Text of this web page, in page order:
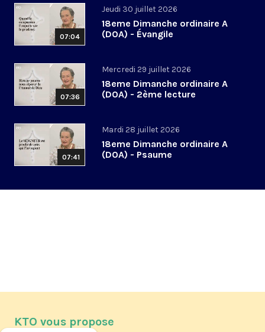
07:04
Jeudi 30 juillet 2026
18eme Dimanche ordinaire A
(DOA) - Évangile
07:36
Mercredi 29 juillet 2026
18eme Dimanche ordinaire A
(DOA) - 2ème lecture
07:41
Mardi 28 juillet 2026
18eme Dimanche ordinaire A
(DOA) - Psaume
KTO vous propose